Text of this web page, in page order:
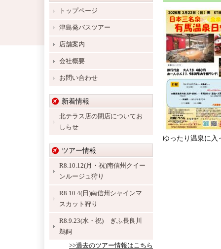
ゆったり温泉に入
トップページ
津島発バスツアー
店舗案内
会社概要
お問い合わせ
新着情報
北テラス店の閉店についてお
しらせ
ツアー情報
R8.10.12(月・祝)南信州クイー
ンルージュ狩り
R8.10.4(日)南信州シャインマ
スカット狩り
R8.9.23(水・祝) ぎふ長良川
鵜飼
>>過去のツアー情報はこちら